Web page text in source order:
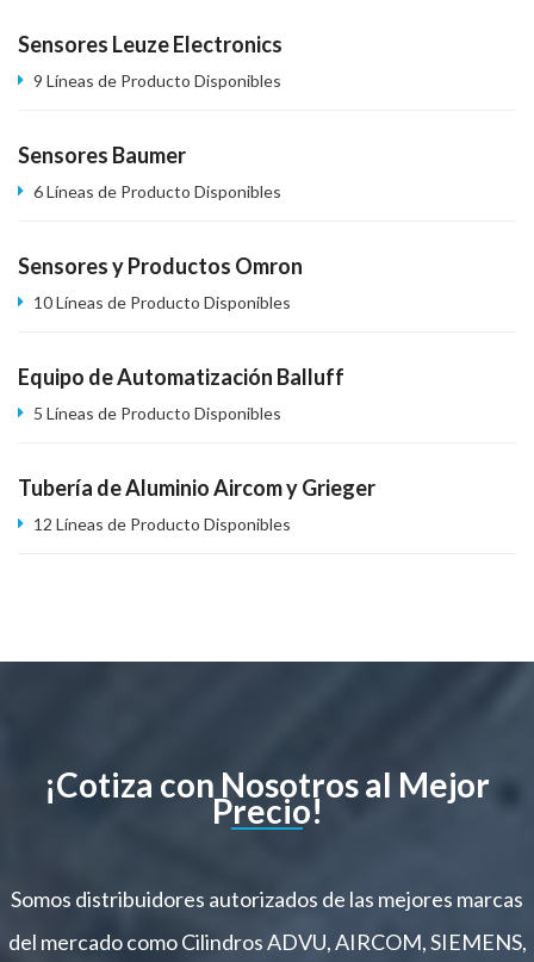
Sensores Leuze Electronics
9 Líneas de Producto Disponibles
Sensores Baumer
6 Líneas de Producto Disponibles
Sensores y Productos Omron
10 Líneas de Producto Disponibles
Equipo de Automatización Balluff
5 Líneas de Producto Disponibles
Tubería de Aluminio Aircom y Grieger
12 Líneas de Producto Disponibles
¡Cotiza con Nosotros al Mejor
Precio!
Somos distribuidores autorizados de las mejores marcas
del mercado como Cilindros ADVU, AIRCOM, SIEMENS,